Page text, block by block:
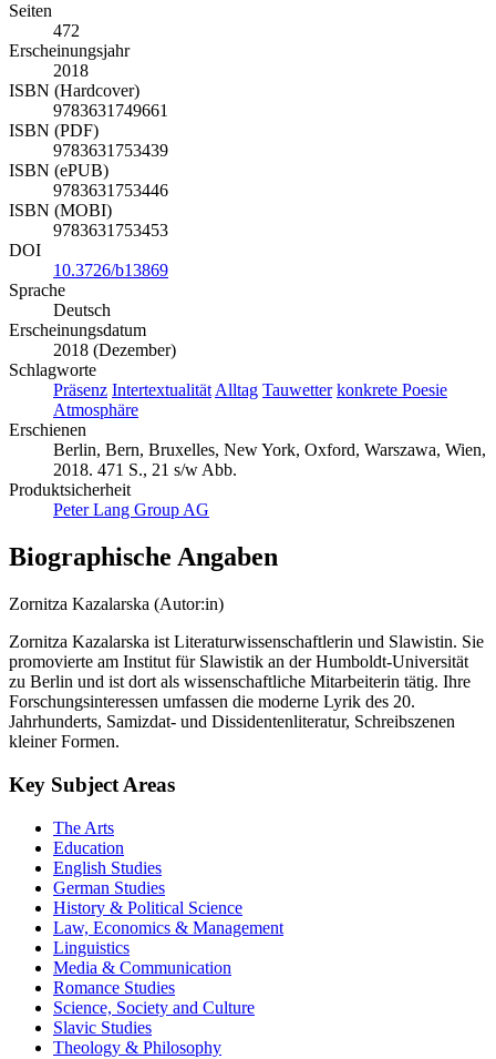
Seiten
472
Erscheinungsjahr
2018
ISBN (Hardcover)
9783631749661
ISBN (PDF)
9783631753439
ISBN (ePUB)
9783631753446
ISBN (MOBI)
9783631753453
DOI
10.3726/b13869
Sprache
Deutsch
Erscheinungsdatum
2018 (Dezember)
Schlagworte
Präsenz Intertextualität Alltag Tauwetter konkrete Poesie
Atmosphäre
Erschienen
Berlin, Bern, Bruxelles, New York, Oxford, Warszawa, Wien,
2018. 471 S., 21 s/w Abb.
Produktsicherheit
Peter Lang Group AG
Biographische Angaben
Zornitza Kazalarska (Autor:in)
Zornitza Kazalarska ist Literaturwissenschaftlerin und Slawistin. Sie
promovierte am Institut für Slawistik an der Humboldt-Universität
zu Berlin und ist dort als wissenschaftliche Mitarbeiterin tätig. Ihre
Forschungsinteressen umfassen die moderne Lyrik des 20.
Jahrhunderts, Samizdat- und Dissidentenliteratur, Schreibszenen
kleiner Formen.
Key Subject Areas
The Arts
Education
English Studies
German Studies
History & Political Science
Law, Economics & Management
Linguistics
Media & Communication
Romance Studies
Science, Society and Culture
Slavic Studies
Theology & Philosophy